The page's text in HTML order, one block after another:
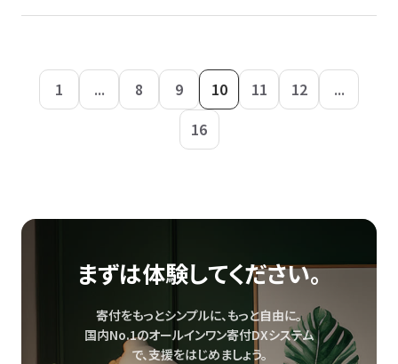
1 ... 8 9 10 11 12
...
16
まずは体験してください。
寄付をもっとシンプルに、もっと自由に。
国内No.1のオールインワン寄付DXシステム
で、支援をはじめましょう。